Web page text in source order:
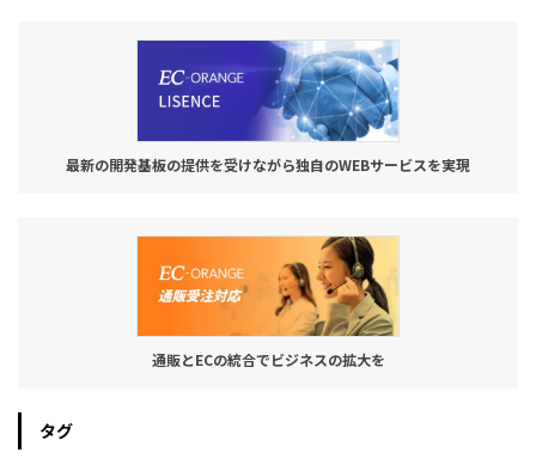
最新の開発基板の提供を受けながら独自のWEBサービスを実現
通販とECの統合でビジネスの拡大を
タグ